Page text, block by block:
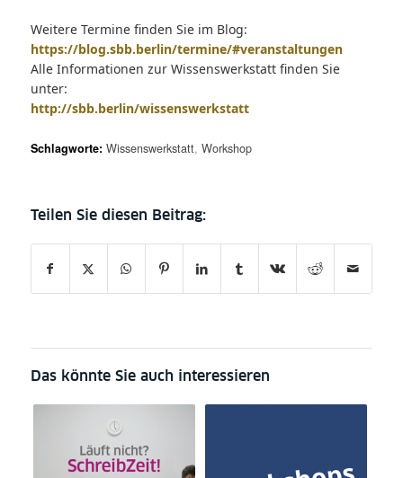
Weitere Termine finden Sie im Blog:
https://blog.sbb.berlin/termine/#veranstaltungen
Alle Informationen zur Wissenswerkstatt finden Sie
unter:
http://sbb.berlin/wissenswerkstatt
Schlagworte: Wissenswerkstatt, Workshop
Das könnte Sie auch interessieren